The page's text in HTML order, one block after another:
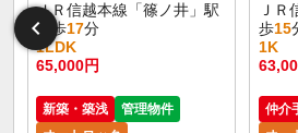
ＪＲ信越本線「篠ノ井」駅
徒歩17分
1LDK
65,000円
新築・築浅
管理物件
ＪＲ
歩15
1K
仲介